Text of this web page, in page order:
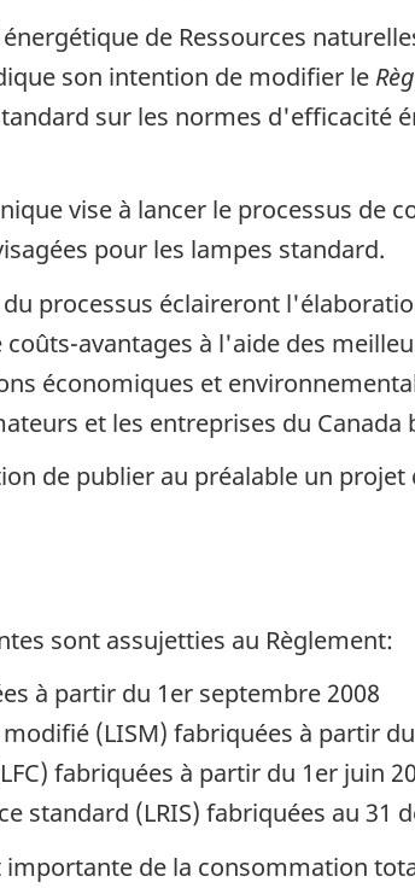
de Ressources
son intention de modifier le
sur les normes d'efficacité
vise à lancer le processus de
pour les lampes standard.
processus éclaireront
avantages à l'aide des
économiques et
et les entreprises du
de publier au préalable un
sont assujetties au Règlement:
pageà partir du 1er septembre 2008
(LISM) fabriquées à partir du
fabriquées à partir du 1er juin
standard (LRIS) fabriquées au 31
de la consommation